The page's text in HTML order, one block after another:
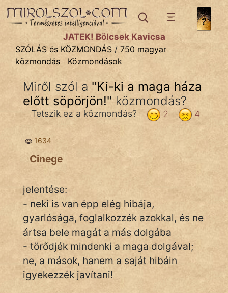
SZÓLÁS ÉS KÖZMONDÁStémák:
Bibliai
Kifejezések
Közmondások
Rímelő
Szóláscsoportok
Szólások
Tréfás
IRODALOM
JÁTÉK! Bölcsek Kavicsa
SZÓLÁS és KÖZMONDÁS / 750 magyar
közmondás
Közmondások
Miről szól a "Ki-ki a maga háza
előtt söpörjön!" közmondás?
4
2
Tetszik ez a közmondás?
1634
Cinege
jelentése:
- neki is van épp elég hibája,
gyarlósága, foglalkozzék azokkal, és ne
ártsa bele magát a más dolgába
- törődjék mindenki a maga dolgával;
ne, a mások, hanem a saját hibáin
igyekezzék javítani!